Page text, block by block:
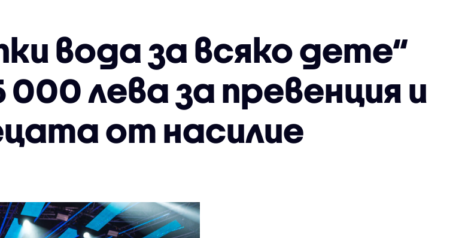
вода за всяко дете“
лева за превенция и
от насилие